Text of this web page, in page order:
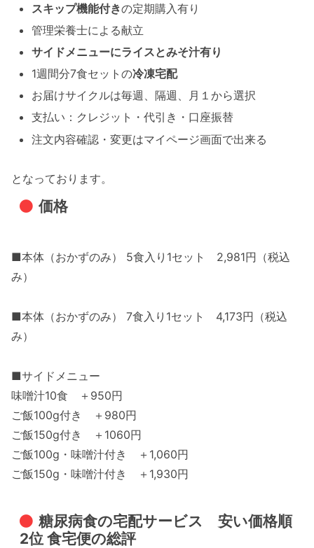
スキップ機能付きの定期購入有り
管理栄養士による献立
サイドメニューにライスとみそ汁有り
1週間分7食セットの冷凍宅配
お届けサイクルは毎週、隔週、月１から選択
支払い：クレジット・代引き・口座振替
注文内容確認・変更はマイページ画面で出来る
となっております。
価格
■本体（おかずのみ） 5食入り1セット 2,981円（税込
み）
■本体（おかずのみ） 7食入り1セット 4,173円（税込
み）
■サイドメニュー
味噌汁10食 ＋950円
ご飯100g付き ＋980円
ご飯150g付き ＋1060円
ご飯100g・味噌汁付き ＋1,060円
ご飯150g・味噌汁付き ＋1,930円
糖尿病食の宅配サービス 安い価格順
2位 食宅便の総評